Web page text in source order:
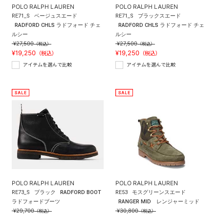
POLO RALPH LAUREN
RE71_S
ベージュスエード
RADFORD CHLS ラドフォード チェ
ルシー
¥27,500（税込）
¥19,250 （税込）
アイテムを選んで比較
POLO RALPH LAUREN
RE71_S
ブラックスエード
RADFORD CHLS ラドフォード チェ
ルシー
¥27,500（税込）
¥19,250 （税込）
アイテムを選んで比較
POLO RALPH LAUREN
RE73_S ブラック
RADFORD BOOT
ラドフォードブーツ
¥29,700（税込）
POLO RALPH LAUREN
RE53
モスグリーンスエード
RANGER MID レンジャーミッド
¥30,800（税込）